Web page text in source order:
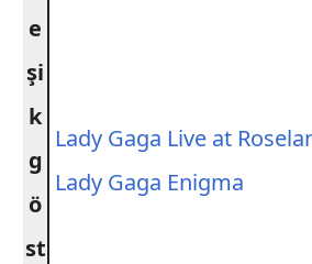
e
şi
k
g
ö
st
Lady Gaga Live at
Lady Gaga Enigma